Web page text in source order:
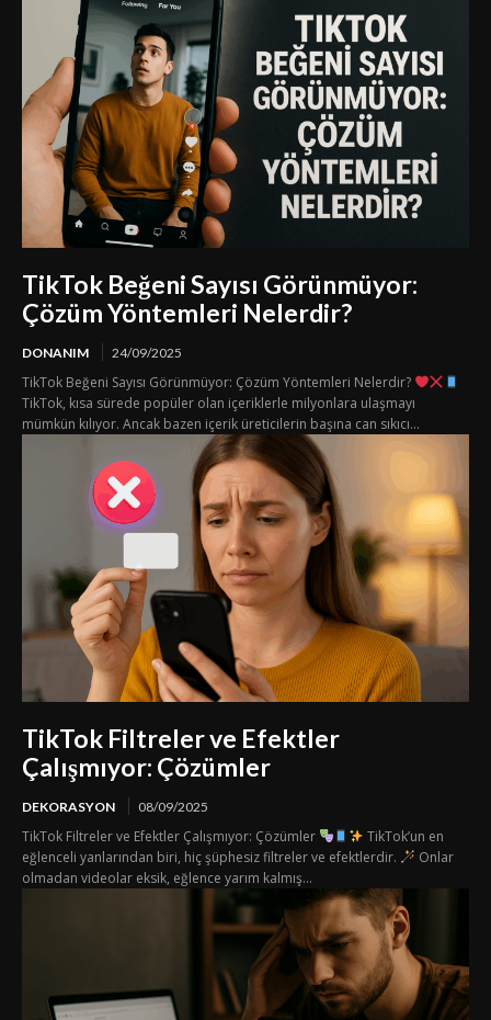
TikTok Beğeni Sayısı Görünmüyor:
Çözüm Yöntemleri Nelerdir?
DONANIM 24/09/2025
TikTok Beğeni Sayısı Görünmüyor: Çözüm Yöntemleri Nelerdir?
TikTok, kısa sürede popüler olan içeriklerle milyonlara ulaşmayı
mümkün kılıyor. Ancak bazen içerik üreticilerin başına can sıkıcı...
TikTok Filtreler ve Efektler
Çalışmıyor: Çözümler
DEKORASYON 08/09/2025
TikTok Filtreler ve Efektler Çalışmıyor: Çözümler
TikTok’un en
eğlenceli yanlarından biri, hiç şüphesiz filtreler ve efektlerdir.
Onlar
olmadan videolar eksik, eğlence yarım kalmış...